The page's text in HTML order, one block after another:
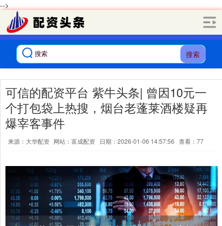
-->
搜索
可信的配资平台 紫牛头条| 曾因10元一
个打包袋上热搜，烟台老蓬莱酒楼疑再
爆宰客事件
来源：大华配资 网站：富成配资 日期：2026-01-06 14:57:56 查看：77